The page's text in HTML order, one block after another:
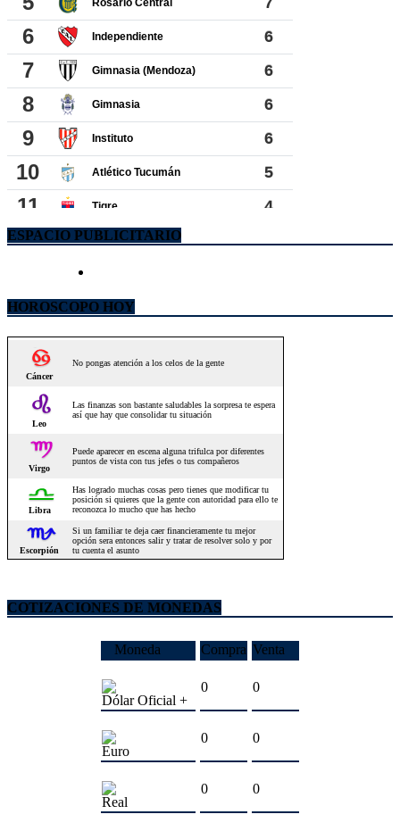
ESPACIO PUBLICITARIO
HOROSCOPO HOY
COTIZACIONES DE MONEDAS
Moneda Compra Venta
Dólar Oficial +
0 0
Euro
0 0
Real
0 0